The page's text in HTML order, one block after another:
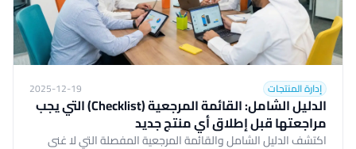
إدارة المنتجات 2025-12-19
الدليل الشامل: القائمة المرجعية (Checklist) التي يجب
مراجعتها قبل إطلاق أي منتج جديد
اكتشف الدليل الشامل والقائمة المرجعية المفصلة التي لا غنى